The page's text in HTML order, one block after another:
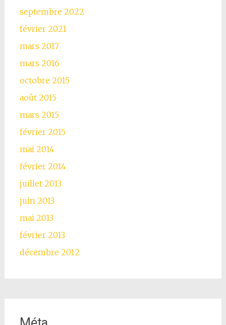
septembre 2022
février 2021
mars 2017
mars 2016
octobre 2015
août 2015
mars 2015
février 2015
mai 2014
février 2014
juillet 2013
juin 2013
mai 2013
février 2013
décembre 2012